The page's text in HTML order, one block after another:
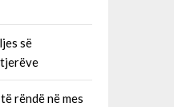
së
rëndë në mes